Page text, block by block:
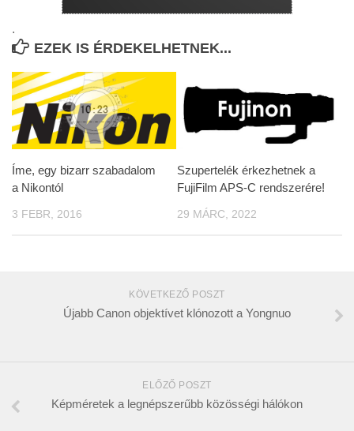
.
EZEK IS ÉRDEKELHETNEK...
Íme, egy bizarr szabadalom
a Nikontól
3 FEBR, 2016
Szupertelék érkezhetnek a
FujiFilm APS-C rendszerére!
29 MÁRC, 2022
KÖVETKEZŐ POSZT
Újabb Canon objektívet klónozott a Yongnuo
ELŐZŐ POSZT
Képméretek a legnépszerűbb közösségi hálókon